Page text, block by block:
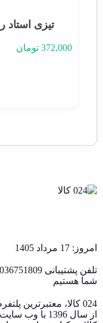
تیزی استاد
372,000 تومان
امروز: 17 مرداد 1405
شما هستیم
024 کالا، معتبرترین